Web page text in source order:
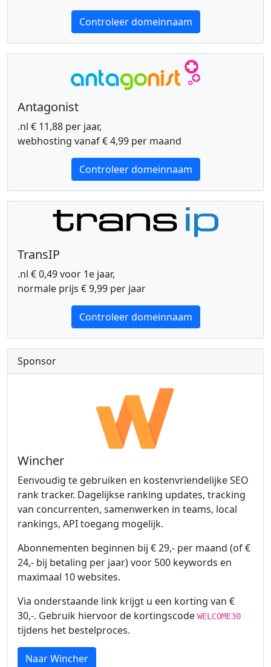
Controleer domeinnaam
Antagonist
.nl € 11,88 per jaar,
webhosting vanaf € 4,99 per maand
Controleer domeinnaam
TransIP
.nl € 0,49 voor 1e jaar,
normale prijs € 9,99 per jaar
Controleer domeinnaam
Sponsor
Wincher
Eenvoudig te gebruiken en kostenvriendelijke SEO
rank tracker. Dagelijkse ranking updates, tracking
van concurrenten, samenwerken in teams, local
rankings, API toegang mogelijk.
Abonnementen beginnen bij € 29,- per maand (of €
24,- bij betaling per jaar) voor 500 keywords en
maximaal 10 websites.
Via onderstaande link krijgt u een korting van €
30,-. Gebruik hiervoor de kortingscode WELCOME30
tijdens het bestelproces.
Naar Wincher